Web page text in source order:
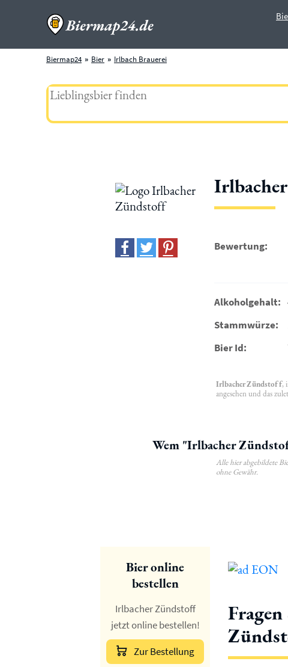
Biermap24 Bier Irlbach Brauerei
Bewertung:
Alkoholgehalt:
Stammwürze:
Bier Id:
Irlbacher Zündstoff,
angesehen und das
Wem "Irlbacher
Alle hier abgebildete
ohne Gewähr.
Bier online
bestellen
Irlbacher Zündstoff
jetzt online bestellen!
Zur Bestellung